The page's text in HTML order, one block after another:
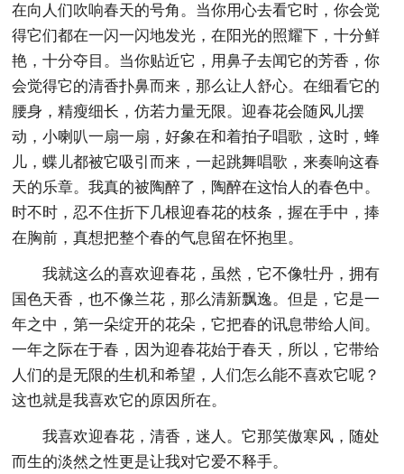
在向人们吹响春天的号角。当你用心去看它时，你会觉
得它们都在一闪一闪地发光，在阳光的照耀下，十分鲜
艳，十分夺目。当你贴近它，用鼻子去闻它的芳香，你
会觉得它的清香扑鼻而来，那么让人舒心。在细看它的
腰身，精瘦细长，仿若力量无限。迎春花会随风儿摆
动，小喇叭一扇一扇，好象在和着拍子唱歌，这时，蜂
儿，蝶儿都被它吸引而来，一起跳舞唱歌，来奏响这春
天的乐章。我真的被陶醉了，陶醉在这怡人的春色中。
时不时，忍不住折下几根迎春花的枝条，握在手中，捧
在胸前，真想把整个春的气息留在怀抱里。
我就这么的喜欢迎春花，虽然，它不像牡丹，拥有
国色天香，也不像兰花，那么清新飘逸。但是，它是一
年之中，第一朵绽开的花朵，它把春的讯息带给人间。
一年之际在于春，因为迎春花始于春天，所以，它带给
人们的是无限的生机和希望，人们怎么能不喜欢它呢？
这也就是我喜欢它的原因所在。
我喜欢迎春花，清香，迷人。它那笑傲寒风，随处
而生的淡然之性更是让我对它爱不释手。